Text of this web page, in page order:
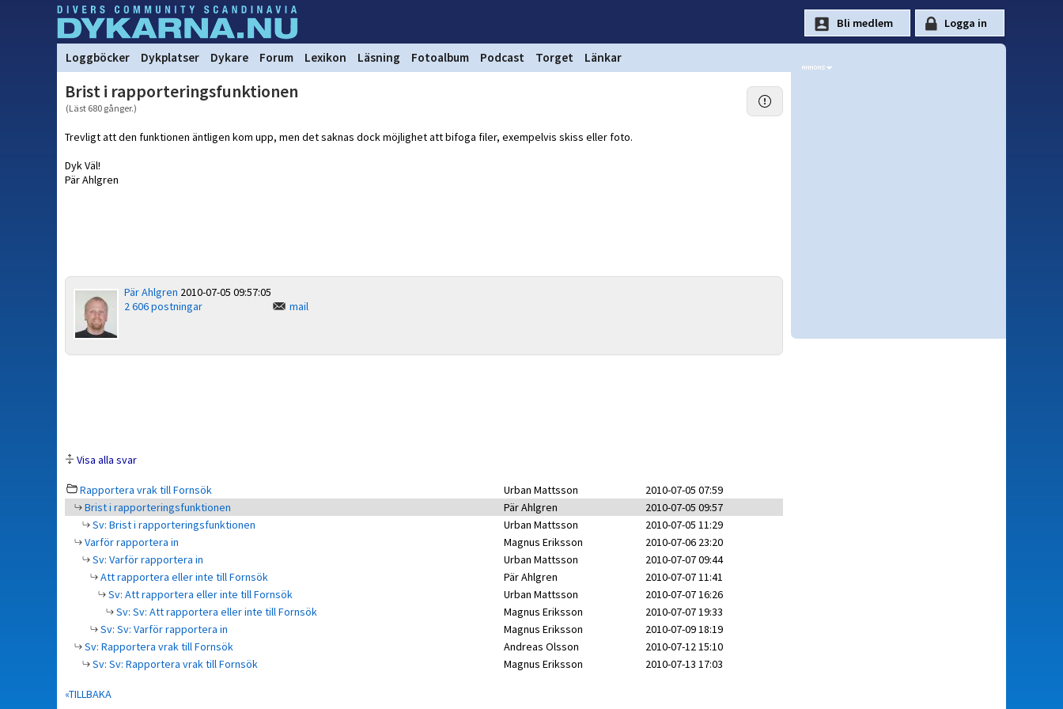
Loggböcker Dykplatser Dykare Forum Lexikon Läsning Fotoalbum Podcast Torget Länkar
Brist i rapporteringsfunktionen
(Läst 680 gånger.)
Trevligt att den funktionen äntligen kom upp, men det saknas dock möjlighet att bifoga filer, exempelvis skiss eller foto.
Dyk Väl!
Pär Ahlgren
Pär Ahlgren 2010-07-05 09:57:05
2 606 postningar
mail
Visa alla svar
Rapportera vrak till Fornsök Urban Mattsson
2010-07-05 07:59
Brist i rapporteringsfunktionen
Pär Ahlgren
2010-07-05 09:57
Sv: Brist i rapporteringsfunktionen
Urban Mattsson
2010-07-05 11:29
Varför rapportera in
Magnus Eriksson
2010-07-06 23:20
Sv: Varför rapportera in
Urban Mattsson
2010-07-07 09:44
Att rapportera eller inte till Fornsök
Pär Ahlgren
2010-07-07 11:41
Sv: Att rapportera eller inte till Fornsök
Urban Mattsson
2010-07-07 16:26
Sv: Sv: Att rapportera eller inte till Fornsök
Magnus Eriksson
2010-07-07 19:33
Sv: Sv: Varför rapportera in
Magnus Eriksson
2010-07-09 18:19
Sv: Rapportera vrak till Fornsök
Andreas Olsson
2010-07-12 15:10
Sv: Sv: Rapportera vrak till Fornsök
Magnus Eriksson 2010-07-13 17:03
«TILLBAKA